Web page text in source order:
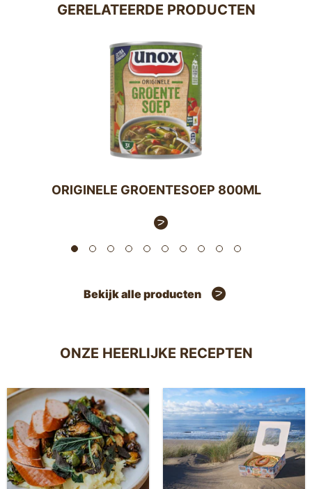
GERELATEERDE PRODUCTEN
ORIGINELE GROENTESOEP 800ML
Bekijk alle producten
ONZE HEERLIJKE RECEPTEN